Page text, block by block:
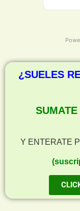
¿SUELES
Y ENTERATE